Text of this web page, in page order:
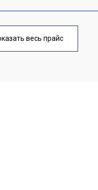
от 70 мин
весь прайс